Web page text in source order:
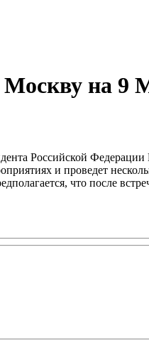
Москву на 9
Российской
и проведет
что после